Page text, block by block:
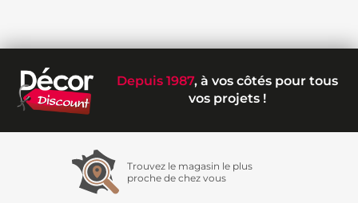
Depuis 1987, à vos côtés pour tous
vos projets !
Trouvez le magasin le plus
proche de chez vous